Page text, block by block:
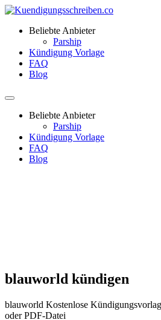
Beliebte Anbieter
Parship
Kündigung Vorlage
FAQ
Blog
Beliebte Anbieter
Parship
Kündigung Vorlage
FAQ
Blog
blauworld kündigen
blauworld Kostenlose
oder PDF-Datei